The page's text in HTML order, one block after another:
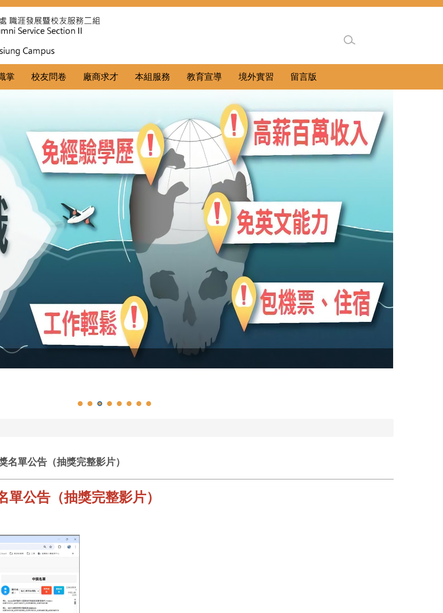
掌 校友問卷 廠商求才 本組服務 教育宣導 境外實習 留言版
名單公告（抽獎完整影片）
公告（抽獎完整影片）